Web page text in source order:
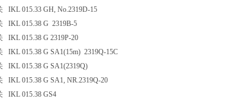
IKL 015.33 GH, No.2319D-15
IKL 015.38 G 2319B-5
IKL 015.38 G 2319P-20
IKL 015.38 G SA1(15m) 2319Q-15C
IKL 015.38 G SA1(2319Q)
IKL 015.38 G SA1, NR.2319Q-20
IKL 015.38 GS4